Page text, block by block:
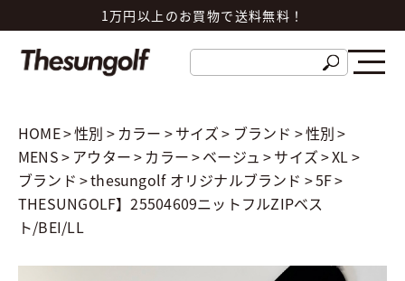
1万円以上のお買物で送料無料！
HOME>性別 > カラー >サイズ> ブランド >性別>
MENS> アウター> カラー>ベージュ >サイズ>XL>
ブランド >thesungolf オリジナルブランド >5F>
THESUNGOLF】25504609ニットフルZIPベス
ト/BEI/LL